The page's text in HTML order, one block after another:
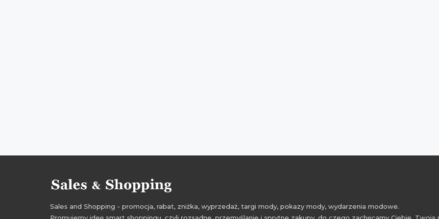
Sales and Shopping - promocja, rabat, zniżka, wyprzedaż, targi mody, pokazy mody, wydarzenia modowe.
Promujemy ideę smart shoppingu, czyli rozsądne, przemyślanie i sprytne zakupy, do czego zachęcamy Ciebie,